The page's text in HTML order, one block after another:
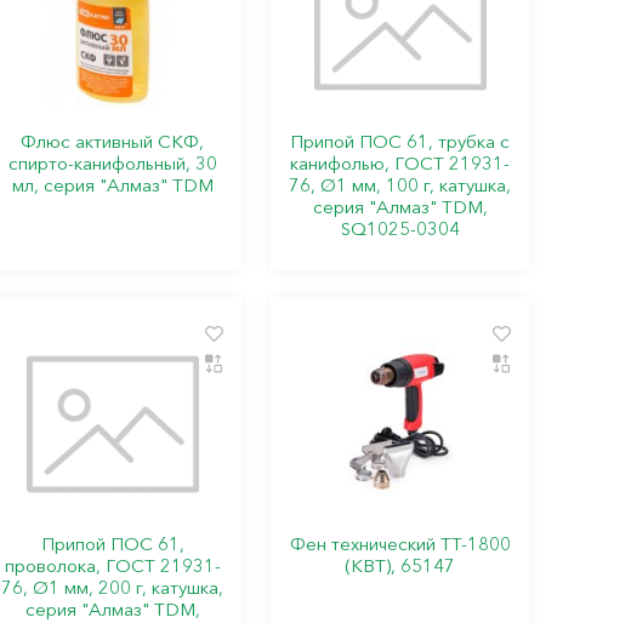
Флюс активный СКФ,
спирто-канифольный, 30
мл, серия "Алмаз" TDM
Припой ПОС 61, трубка с
канифолью, ГОСТ 21931-
76, Ø1 мм, 100 г, катушка,
серия "Алмаз" TDM,
SQ1025-0304
Припой ПОС 61,
проволока, ГОСТ 21931-
76, Ø1 мм, 200 г, катушка,
серия "Алмаз" TDM,
Фен технический ТТ-1800
(КВТ), 65147